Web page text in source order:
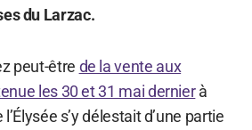
du Larzac.
peut-être de la vente aux
les 30 et 31 mai dernierà
s’y délestait d’une partie